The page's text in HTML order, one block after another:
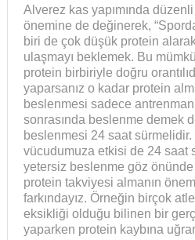
Alverez kas yapımında düzenli
önemine de değinerek,
biri de çok düşük protein
ulaşmayı beklemek. Bu
protein birbiriyle doğru
yaparsanız o kadar protein
beslenmesi sadece antrenman
sonrasında beslenme demek
beslenmesi 24 saat
vücudumuza etkisi de 24 saat
yetersiz beslenme göz
protein takviyesi almanın
farkındayız. Örneğin birçok
eksikliği olduğu bilinen bir
yaparken protein kaybına